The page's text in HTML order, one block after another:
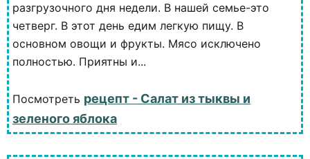
разгрузочного дня недели. В нашей семье-это
четверг. В этот день едим легкую пищу. В
основном овощи и фрукты. Мясо исключено
полностью. Приятны и...
Посмотреть рецепт - Салат из тыквы и
зеленого яблока